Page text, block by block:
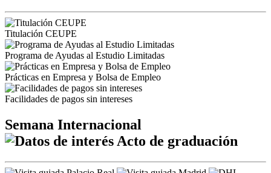
Titulación CEUPE
Programa de Ayudas al Estudio Limitadas
Prácticas en Empresa y Bolsa de Empleo
Facilidades de pagos sin intereses
Semana Internacional
Acto de graduación